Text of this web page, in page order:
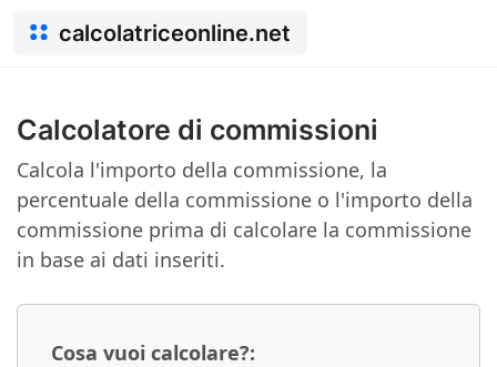
calcolatriceonline.net
Calcolatore di commissioni
Calcola l'importo della commissione, la
percentuale della commissione o l'importo della
commissione prima di calcolare la commissione
in base ai dati inseriti.
Cosa vuoi calcolare?: